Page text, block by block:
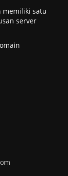
memiliki satu
server